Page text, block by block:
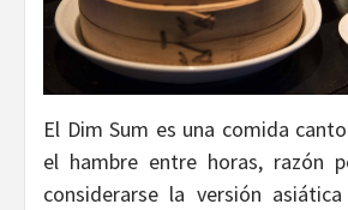
El Dim Sum es una comida
el hambre entre horas, razón
considerarse la versión